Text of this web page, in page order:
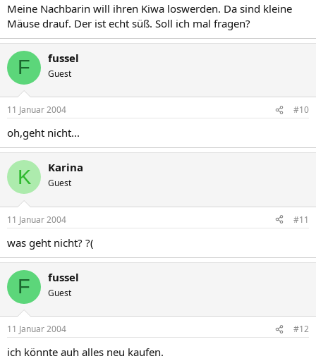
Meine Nachbarin will ihren Kiwa loswerden. Da sind kleine
Mäuse drauf. Der ist echt süß. Soll ich mal fragen?
F fussel
Guest
11 Januar 2004 #10
oh,geht nicht...
K Karina
Guest
11 Januar 2004 #11
was geht nicht? ?(
F fussel
Guest
11 Januar 2004 #12
ich könnte auh alles neu kaufen.